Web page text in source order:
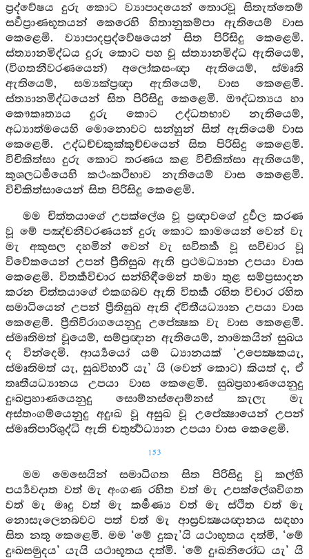
ප්‍රද්වේෂය දුරු කොට ව්‍යාපාදයෙන් තොරවූ සිතැත්තෙම්
සර්‍වප්‍රාණභූතයන් කෙරෙහි හිතානුකම්පා ඇතියෙම් වාස
කෙළෙමි. ව්‍යාපාදප්‍රද්වේෂයෙන් සිත පිරිසිදු කෙළෙමි.
ස්ත්‍යානමිද්ධය දුරු කොට පහ වූ ස්ත්‍යානමිද්ධ ඇතියෙම්,
(විගතනීවරණයෙන්) අලෝකසංඥා ඇතියෙම්, ස්මෘති
ඇතියෙම්, සම්‍යක්ප්‍රඥා ඇතියෙම්, වාස කෙළෙමි.
ස්ත්‍යානමිද්ධයෙන් සිත පිරිසිදු කෙළෙමි. ඖද්ධත්‍යය හා
කෞකෘත්‍යය දුරු කොට උද්ධතභාව නැතියෙම්,
අධ්‍යාත්මයෙහි මොනොවට සන්හුන් සිත් ඇතියෙම් වාස
කෙළෙමි. උද්ධච්චකුක්කුච්චයෙන් සිත පිරිසිදු කෙළෙමි.
විචිකිත්සා දුරු කොට තරණය කළ විචිකිත්සා ඇතියෙම්,
කුශලධර්‍මයෙහි කථංකථිභාව නැතියෙම් වාස කෙළෙමි.
විචිකිත්සායෙන් සිත පිරිසිදු කෙළෙමි.
මම චිත්තයාගේ උපක්ලේශ වූ ප්‍රඥාවගේ දුර්‍වල කරණ
වූ මේ පඤ්චනීවරණයන් දුරු කොට කාමයෙන් වෙන් වැ
මැ අකුසල දහමින් වෙන් වැ සවිතර්‍ක වූ සවිචාර වූ
විවේකයෙන් උපන් ප්‍රීතිසුඛ ඇති ප්‍රථමධ්‍යාන උපයා වාස
කෙළෙමි. විතර්‍කවිචාර සන්හිඳීමෙන් තමා තුළ සම්ප්‍රසාදන
කරන චිත්තයාගේ එකඟබව ඇති විතර්‍ක රහිත විචාර රහිත
සමාධියෙන් උපන් ප්‍රීතිසුඛ ඇති ද්විතීයධ්‍යාන උපයා වාස
කෙළෙමි. ප්‍රීතිවිරාගයෙනුදු උපේක්‍ෂක වැ වාස කෙළෙමි.
ස්මෘතිමත් වූයෙම්, සම්ප්‍රඥාන ඇතියෙම්, නාමකයින් සුඛය
ද වින්දෙමි. ආර්‍ය්‍යයෝ යම් ධ්‍යානයක් ‘උපෙක්‍ෂකයැ,
ස්මෘතිමත් යැ, සුඛවිහාරී යැ’ යි (වෙන් කොට) කියත් ද, ඒ
තෘතීයධ්‍යානය උපයා වාස කෙළෙමි. සුඛප්‍රහාණයෙනුදු
දුඃඛප්‍රහාණයෙනුදු සොම්නස්දොම්නස් කැලැ මැ
අස්තංගම්යෙනුදු අදුඃඛ වූ අසුඛ වූ උපේක්‍ෂායෙන් උපන්
ස්මෘතිපාරිශුද්ධි ඇති චතුර්‍ත්‍ථධ්‍යාන උපයා වාස කෙළෙමි.
153
මම මෙසෙයින් සමාධිගත සිත පිරිසිදු වූ කල්හි
පර්‍ය්‍යවදාත වත් මැ අංගණ රහිත වත් මැ උපක්ලේශවිගත
වත් මැ මෘදු වත් මැ කර්‍මණ්‍ය වත් මැ ස්ථිත වත් මැ
නොසැලෙනබවට පත් වත් මැ ආස්‍රවක්‍ෂයඥානය සඳහා
සිත නතු කෙළෙමි. මම ‘මේ දුකැ’යි යථාභූතය දත්මි, ‘මේ
දුඃඛසමුදය’ යැයි යථාභූතය දත්මි. ‘මේ දුඃඛනිරෝධ යැ’ යි